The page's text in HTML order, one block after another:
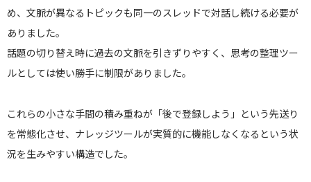
め、文脈が異なるトピックも同一のスレッドで対話し続ける必要が
ありました。
話題の切り替え時に過去の文脈を引きずりやすく、思考の整理ツー
ルとしては使い勝手に制限がありました。
これらの小さな手間の積み重ねが「後で登録しよう」という先送り
を常態化させ、ナレッジツールが実質的に機能しなくなるという状
況を生みやすい構造でした。